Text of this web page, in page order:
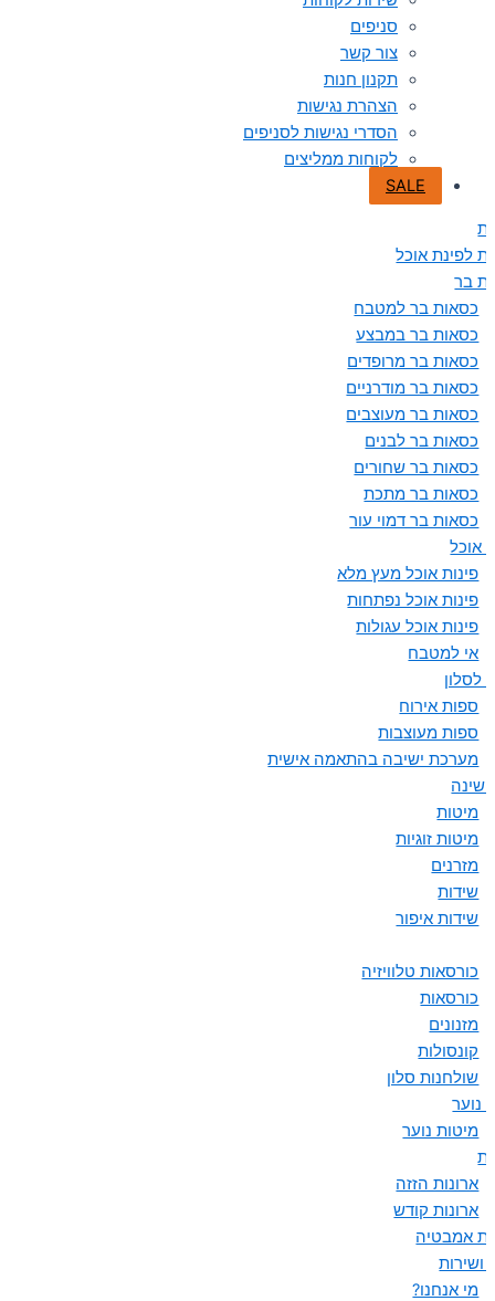
סניפים
צור קשר
תקנון חנות
הצהרת נגישות
הסדרי נגישות לסניפים
לקוחות ממליצים
SALE
לפינת אוכל
בר
כסאות בר למטבח
כסאות בר במבצע
כסאות בר מרופדים
כסאות בר מודרניים
כסאות בר מעוצבים
כסאות בר לבנים
כסאות בר שחורים
כסאות בר מתכת
כסאות בר דמוי עור
אוכל
פינות אוכל מעץ מלא
פינות אוכל נפתחות
פינות אוכל עגולות
אי למטבח
לסלון
ספות אירוח
ספות מעוצבות
מערכת ישיבה בהתאמה אישית
שינה
מיטות
מיטות זוגיות
מזרנים
שידות
שידות איפור
כורסאות טלוויזיה
כורסאות
מזנונים
קונסולות
שולחנות סלון
נוער
מיטות נוער
ארונות הזזה
ארונות קודש
אמבטיה
ושירות
מי אנחנו?